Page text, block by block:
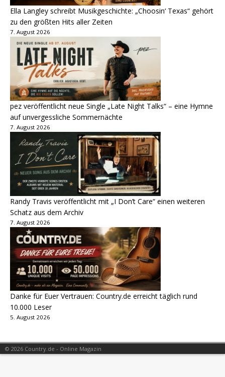
Ella Langley schreibt Musikgeschichte: „Choosin‘ Texas“ gehört
zu den größten Hits aller Zeiten
7. August 2026
pez veröffentlicht neue Single „Late Night Talks“ – eine Hymne
auf unvergessliche Sommernächte
7. August 2026
Randy Travis veröffentlicht mit „I Don’t Care“ einen weiteren
Schatz aus dem Archiv
7. August 2026
Danke für Euer Vertrauen: Country.de erreicht täglich rund
10.000 Leser
5. August 2026
© 2026 Country.de - Online Magazin